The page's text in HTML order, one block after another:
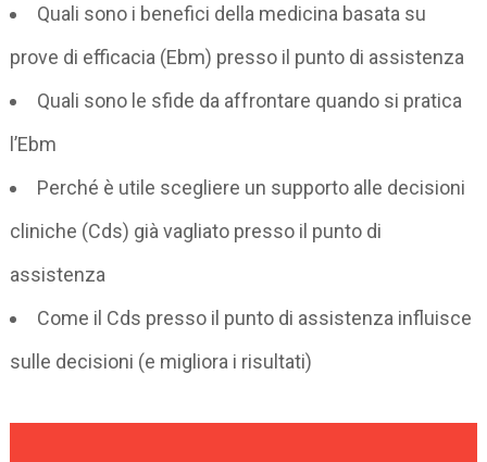
Quali sono i benefici della medicina basata su
prove di efficacia (Ebm) presso il punto di assistenza
Quali sono le sfide da affrontare quando si pratica
l’Ebm
Perché è utile scegliere un supporto alle decisioni
cliniche (Cds) già vagliato presso il punto di
assistenza
Come il Cds presso il punto di assistenza influisce
sulle decisioni (e migliora i risultati)